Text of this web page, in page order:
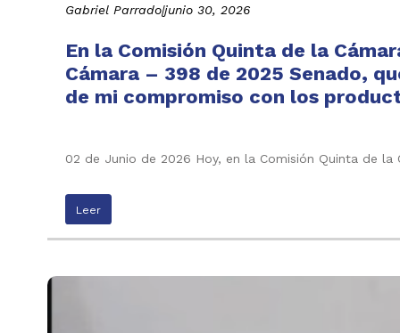
Gabriel Parrado|junio 30, 2026
En la Comisión Quinta de la
Cámara – 398 de 2025 Senado,
de mi compromiso con los
02 de Junio de 2026 Hoy, en la Comisión Quinta de
Leer